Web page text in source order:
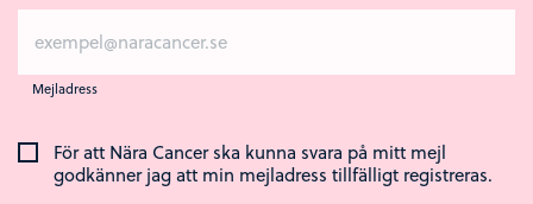
Mejladress
För att Nära Cancer ska kunna svara på mitt mejl
godkänner jag att min mejladress tillfälligt registreras.